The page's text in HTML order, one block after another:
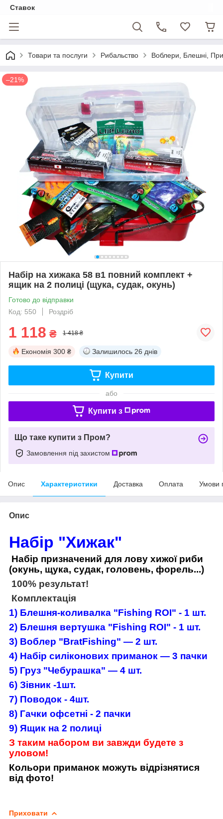
Ставок
Товари та послуги Рибальство Воблери, Блешні,
–21%
Набір на хижака 58 в1 повний комплект +
ящик на 2 полиці (щука, судак, окунь)
Готово до відправки
Код: 550
Роздріб
1 118 ₴ 1 418 ₴
Економія 300 ₴ Залишилось 26 днів
Купити
або
Купити з
Що таке купити з Пром?
Замовлення під захистом
Опис Характеристики Доставка Оплата Умови
Опис
Набір "Хижак"
Набір призначений для лову хижої риби
(окунь, щука, судак, головень, форель...)
100% результат!
Комплектація
1) Блешня-коливалка "Fishing ROI" - 1 шт.
2) Блешня вертушка "Fishing ROI" - 1 шт.
3) Воблер "BratFishing" — 2 шт.
4) Набір силіконових приманок — 3 пачки
5) Груз "Чебурашка" — 4 шт.
6) Зівник -1шт.
7) Поводок - 4шт.
8) Гачки офсетні - 2 пачки
9) Ящик на 2 полиці
З таким набором ви завжди будете з
уловом!
Кольори приманок можуть відрізнятися
від фото!
Приховати